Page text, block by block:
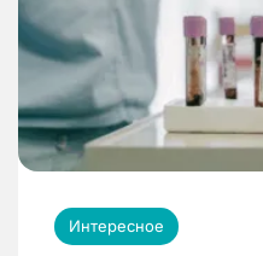
Интересное